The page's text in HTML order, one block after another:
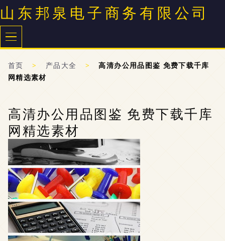
山东邦泉电子商务有限公司
首页 > 产品大全 >
高清办公用品图鉴 免费下载千库
网精选素材
高清办公用品图鉴 免费下载千库
网精选素材